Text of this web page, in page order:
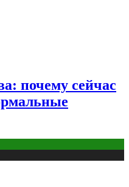
почему сейчас